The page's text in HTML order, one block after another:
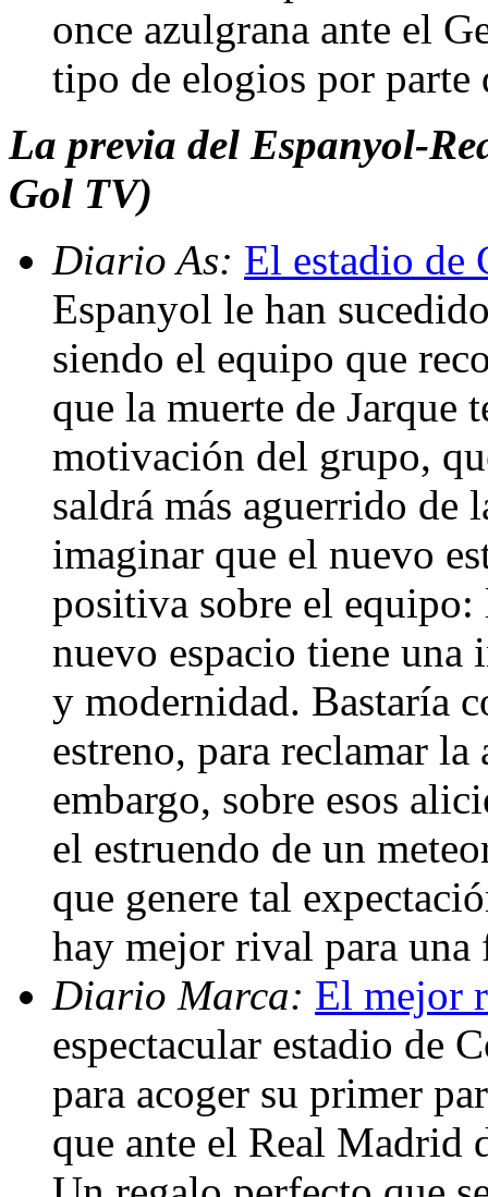
once azulgrana ante el
tipo de elogios por
La previa del Espanyol-
Gol TV)
Diario As: El estadio de
Espanyol le han
siendo el equipo que
que la muerte de Jarque
motivación del grupo,
saldrá más aguerrido de
imaginar que el nuevo
positiva sobre el
nuevo espacio tiene una
y modernidad. Bastaría
estreno, para reclamar
embargo, sobre esos
el estruendo de un
que genere tal
hay mejor rival para
Diario Marca: El mejor
espectacular estadio de
para acoger su primer
que ante el Real Madrid